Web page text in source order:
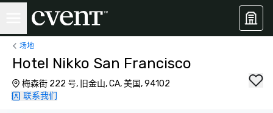
场地
Hotel Nikko San Francisco
梅森街 222 号, 旧金山, CA, 美国, 94102
联系我们